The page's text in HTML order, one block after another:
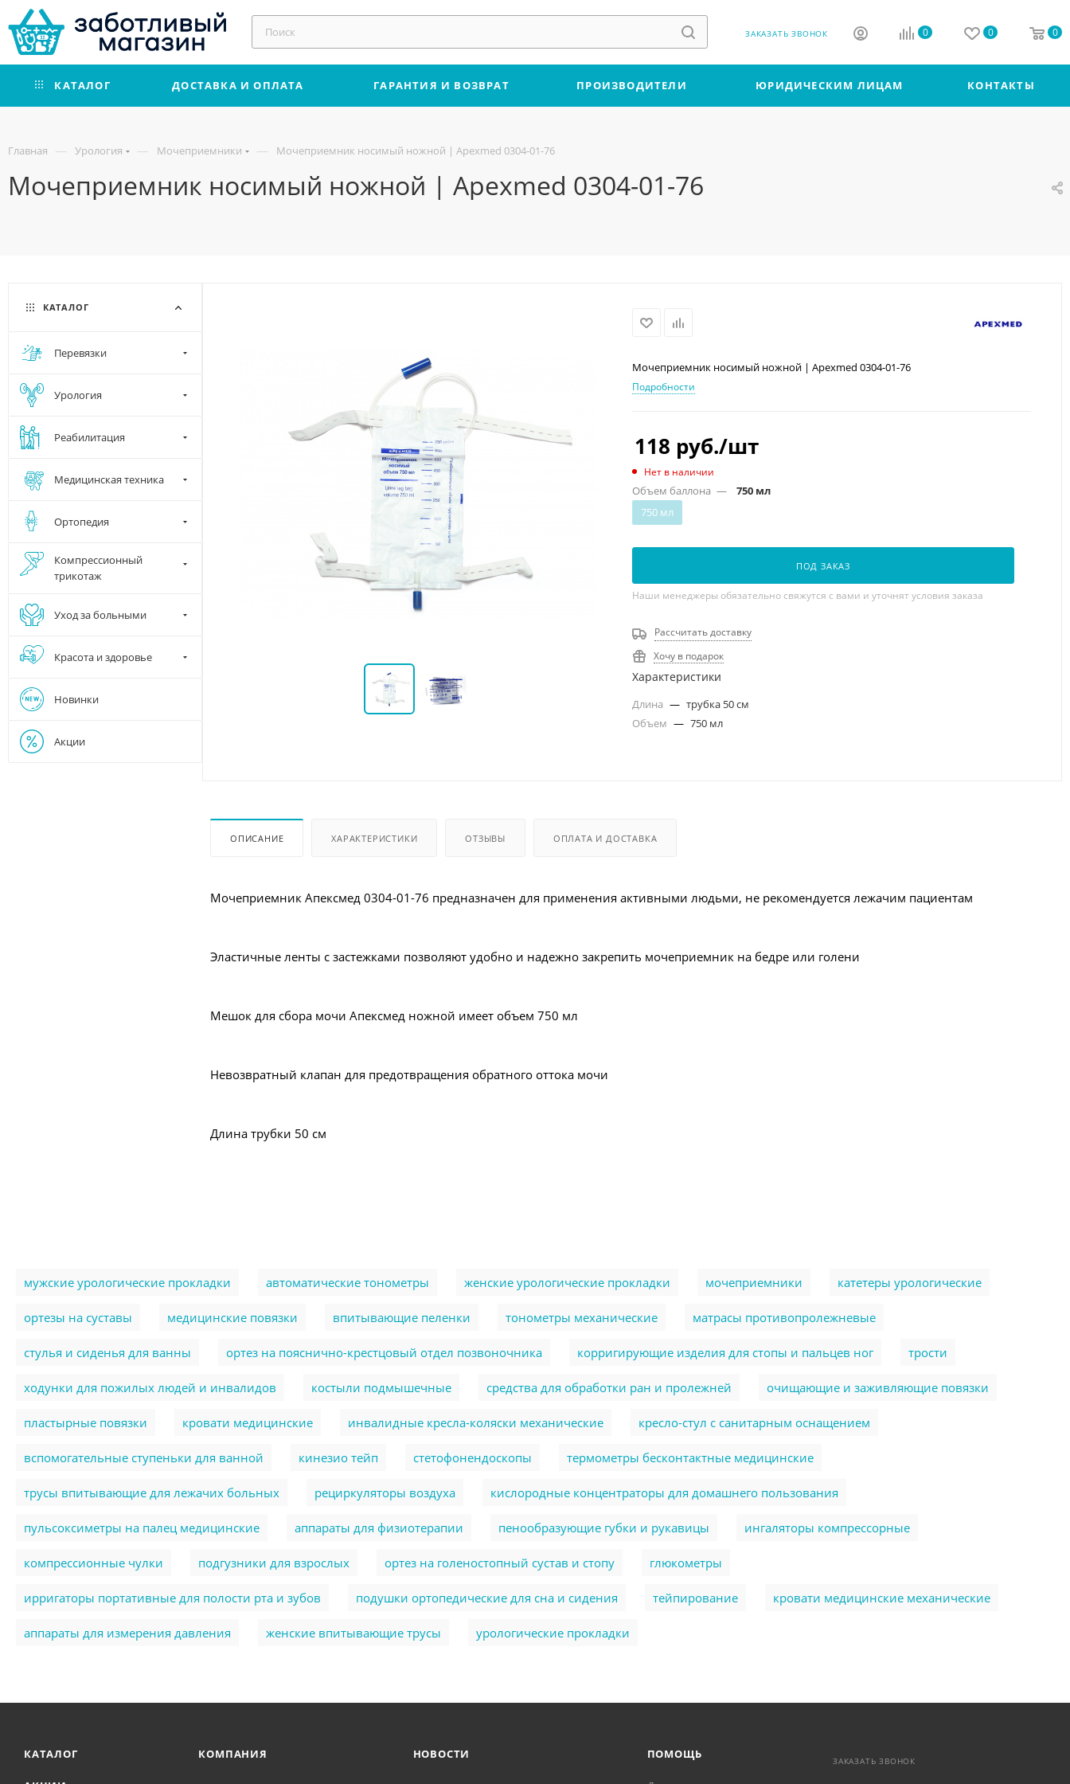
ЗАКАЗАТЬ ЗВОНОК 0 0 0
КАТАЛОГ ДОСТАВКА И ОПЛАТА ГАРАНТИЯ И ВОЗВРАТ ПРОИЗВОДИТЕЛИ ЮРИДИЧЕСКИМ ЛИЦАМ КОНТАКТЫ
Главная — Урология — Мочеприемники — Мочеприемник носимый ножной | Apexmed 0304-01-76
Мочеприемник носимый ножной | Apexmed 0304-01-76
Мочеприемник носимый ножной | Apexmed 0304-01-76
Подробности
118 руб./шт
Нет в наличии
Объем баллона —
750 мл
750 мл
ПОД ЗАКАЗ
Наши менеджеры обязательно свяжутся с вами и уточнят условия заказа
Рассчитать доставку
Хочу в подарок
Характеристики
Длина — трубка 50 см
Объем — 750 мл
ОПИСАНИЕ ХАРАКТЕРИСТИКИ ОТЗЫВЫ ОПЛАТА И ДОСТАВКА
Мочеприемник Апексмед 0304-01-76 предназначен для применения активными людьми, не рекомендуется лежачим пациентам
Эластичные ленты с застежками позволяют удобно и надежно закрепить мочеприемник на бедре или голени
Мешок для сбора мочи Апексмед ножной имеет объем 750 мл
Невозвратный клапан для предотвращения обратного оттока мочи
Длина трубки 50 см
КАТАЛОГ
Перевязки
Урология
Реабилитация
Медицинская техника
Ортопедия
Компрессионный
трикотаж
Уход за больными
Красота и здоровье
Новинки
Акции
мужские урологические прокладки автоматические тонометры женские урологические прокладки мочеприемники катетеры урологические
ортезы на суставы медицинские повязки впитывающие пеленки тонометры механические матрасы противопролежневые
стулья и сиденья для ванны ортез на пояснично-крестцовый отдел позвоночника корригирующие изделия для стопы и пальцев ног трости
ходунки для пожилых людей и инвалидов костыли подмышечные cредства для обработки ран и пролежней очищающие и заживляющие повязки
пластырные повязки кровати медицинские инвалидные кресла-коляски механические кресло-стул с санитарным оснащением
вспомогательные ступеньки для ванной кинезио тейп стетофонендоскопы термометры бесконтактные медицинские
трусы впитывающие для лежачих больных рециркуляторы воздуха кислородные концентраторы для домашнего пользования
пульсоксиметры на палец медицинские аппараты для физиотерапии пенообразующие губки и рукавицы ингаляторы компрессорные
компрессионные чулки подгузники для взрослых ортез на голеностопный сустав и стопу глюкометры
ирригаторы портативные для полости рта и зубов подушки ортопедические для сна и сидения тейпирование кровати медицинские механические
аппараты для измерения давления женские впитывающие трусы урологические прокладки
КАТАЛОГ КОМПАНИЯ НОВОСТИ ПОМОЩЬ ЗАКАЗАТЬ ЗВОНОК